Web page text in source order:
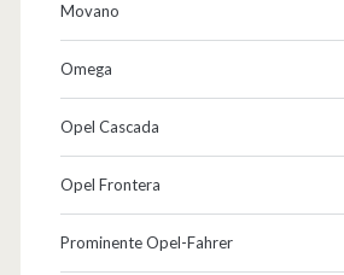
Movano
Omega
Opel Cascada
Opel Frontera
Prominente Opel-Fahrer